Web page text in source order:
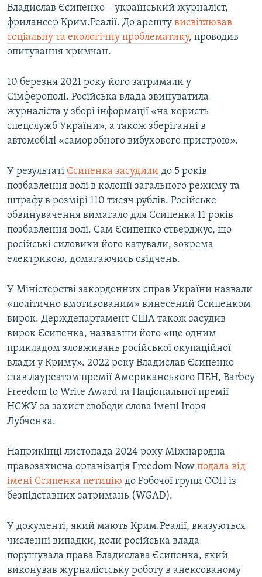
Владислав Єсипенко – український журналіст,
фрилансер Крим.Реалії. До арешту висвітлював
соціальну та екологічну проблематику, проводив
опитування кримчан.
10 березня 2021 року його затримали у
Сімферополі. Російська влада звинуватила
журналіста у зборі інформації «на користь
спецслужб України», а також зберіганні в
автомобілі «саморобного вибухового пристрою».
У результаті Єсипенка засудили до 5 років
позбавлення волі в колонії загального режиму та
штрафу в розмірі 110 тисяч рублів. Російське
обвинувачення вимагало для Єсипенка 11 років
позбавлення волі. Сам Єсипенко стверджує, що
російські силовики його катували, зокрема
електрикою, домагаючись свідчень.
У Міністерстві закордонних справ України назвали
«політично вмотивованим» винесений Єсипенком
вирок. Держдепартамент США також засудив
вирок Єсипенка, назвавши його «ще одним
прикладом зловживань російської окупаційної
влади у Криму». 2022 року Владислав Єсипенко
став лауреатом премії Американського ПЕН, Barbey
Freedom to Write Award та Національної премії
НСЖУ за захист свободи слова імені Ігоря
Лубченка.
Наприкінці листопада 2024 року Міжнародна
правозахисна організація Freedom Now подала від
імені Єсипенка петицію до Робочої групи ООН із
безпідставних затримань (WGAD).
У документі, який мають Крим.Реалії, вказуються
численні випадки, коли російська влада
порушувала права Владислава Єсипенка, який
виконував журналістську роботу в анексованому